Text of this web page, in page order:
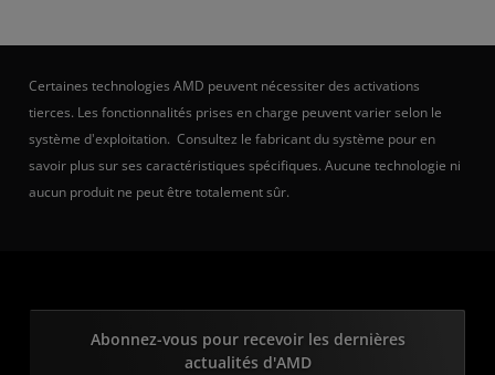
Certaines technologies AMD peuvent nécessiter des activations
tierces. Les fonctionnalités prises en charge peuvent varier selon le
système d'exploitation. Consultez le fabricant du système pour en
savoir plus sur ses caractéristiques spécifiques. Aucune technologie ni
aucun produit ne peut être totalement sûr.
Abonnez-vous pour recevoir les dernières
actualités d'AMD